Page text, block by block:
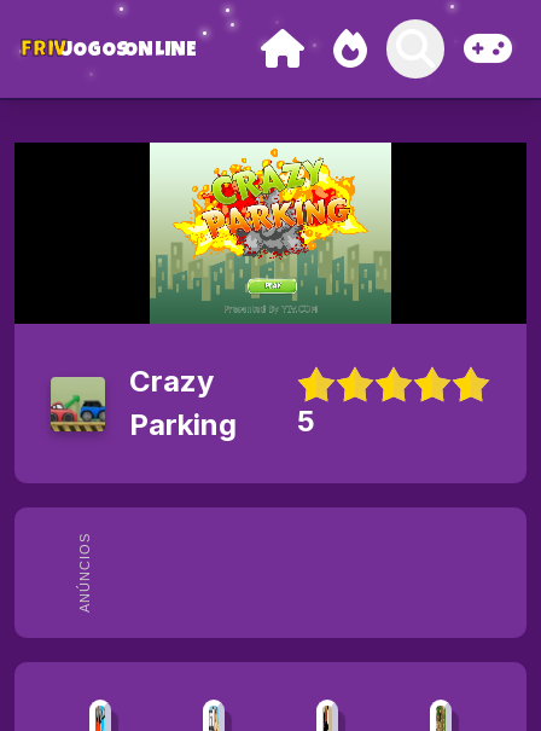
FRIVJOGOSONLINE
ANÚNCIOS
Crazy
Parking
5